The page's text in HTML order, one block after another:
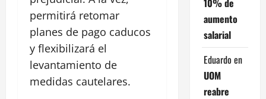
permitirá retomar
planes de pago caducos
y flexibilizará el
levantamiento de
medidas cautelares.
aumento
salarial
Eduardo en
UOM
reabre